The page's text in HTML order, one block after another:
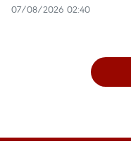
07/08/2026 02:40